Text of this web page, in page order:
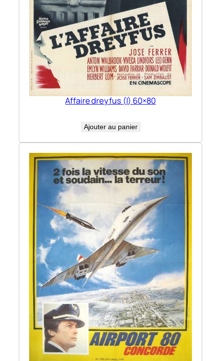
Affaire dreyfus (l) 60×80
Ajouter au panier